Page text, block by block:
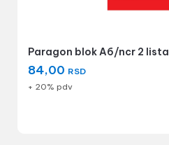
Paragon blok A6/ncr 2 lista
84,00 RSD
+ 20% pdv